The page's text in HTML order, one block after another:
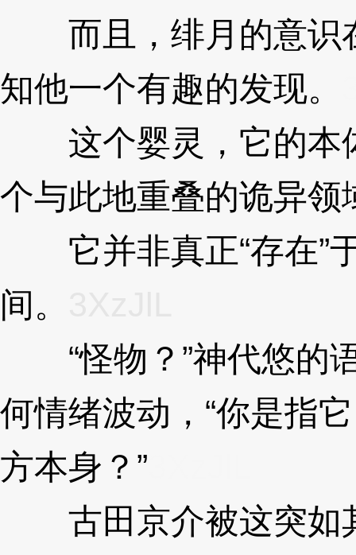
而且，绯月的意识
知他一个有趣的发现。
这个婴灵，它的本
个与此地重叠的诡异领
它并非真正“存在”
间。
“怪物？”神代悠的
何情绪波动，“你是指
方本身？”
古田京介被这突如